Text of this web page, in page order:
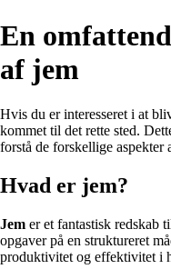
En
af jem
Hvis du er interesseret i at
kommet til det rette sted.
forstå de forskellige aspekter
Hvad er jem?
Jem er et fantastisk redskab
opgaver på en struktureret
produktivitet og effektivitet i